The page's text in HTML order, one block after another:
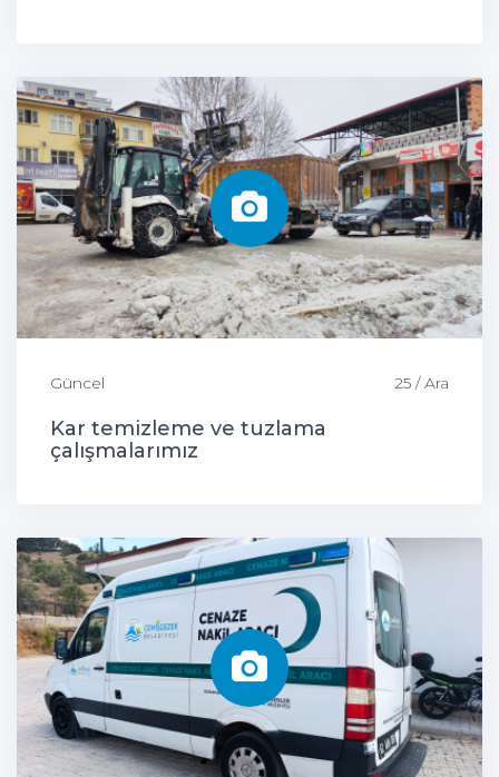
Güncel 25 / Ara
Kar temizleme ve tuzlama
çalışmalarımız